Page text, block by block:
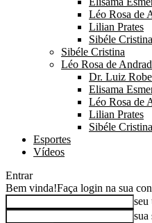
Léo Rosa de
Lilian Prates
Sibéle Cristina
Sibéle Cristina
Léo Rosa de
Dr. Luiz
Elisama
Léo Rosa de
Lilian Prates
Sibéle Cristina
Esportes
Vídeos
Entrar
Bem vinda!Faça login na sua
seu
sua